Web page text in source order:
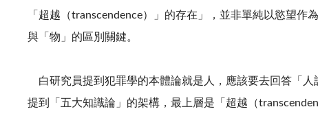
「超越（transcendence）」的存在」，並非單純以慾望作
與「物」的區別關鍵。
白研究員提到犯罪學的本體論就是人，應該要去回答「
提到「五大知識論」的架構，最上層是「超越（